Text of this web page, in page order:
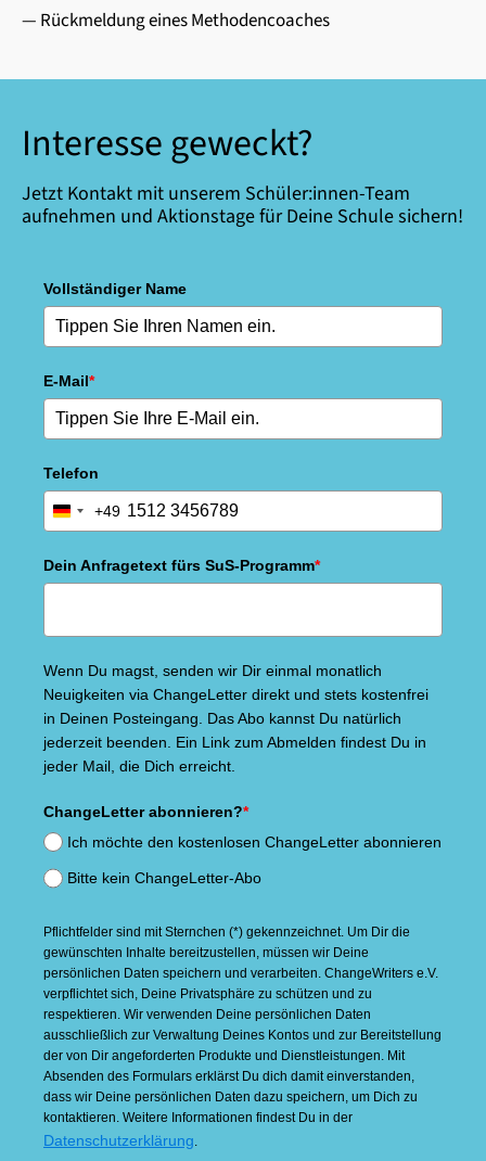
— Rückmeldung eines Methodencoaches
Interesse geweckt?
Jetzt Kontakt mit unserem Schüler:innen-Team
aufnehmen und Aktionstage für Deine Schule sichern!
Vollständiger Name
E-Mail*
Telefon
Germany
+49
Dein Anfragetext fürs SuS-Programm*
Wenn Du magst, senden wir Dir einmal monatlich
Neuigkeiten via ChangeLetter direkt und stets kostenfrei
in Deinen Posteingang. Das Abo kannst Du natürlich
jederzeit beenden. Ein Link zum Abmelden findest Du in
jeder Mail, die Dich erreicht.
ChangeLetter abonnieren?*
Ich möchte den kostenlosen ChangeLetter abonnieren
Bitte kein ChangeLetter-Abo
Pflichtfelder sind mit Sternchen (*) gekennzeichnet. Um Dir die
gewünschten Inhalte bereitzustellen, müssen wir Deine
persönlichen Daten speichern und verarbeiten. ChangeWriters e.V.
verpflichtet sich, Deine Privatsphäre zu schützen und zu
respektieren. Wir verwenden Deine persönlichen Daten
ausschließlich zur Verwaltung Deines Kontos und zur Bereitstellung
der von Dir angeforderten Produkte und Dienstleistungen. Mit
Absenden des Formulars erklärst Du dich damit einverstanden,
dass wir Deine persönlichen Daten dazu speichern, um Dich zu
kontaktieren. Weitere Informationen findest Du in der
Datenschutzerklärung.